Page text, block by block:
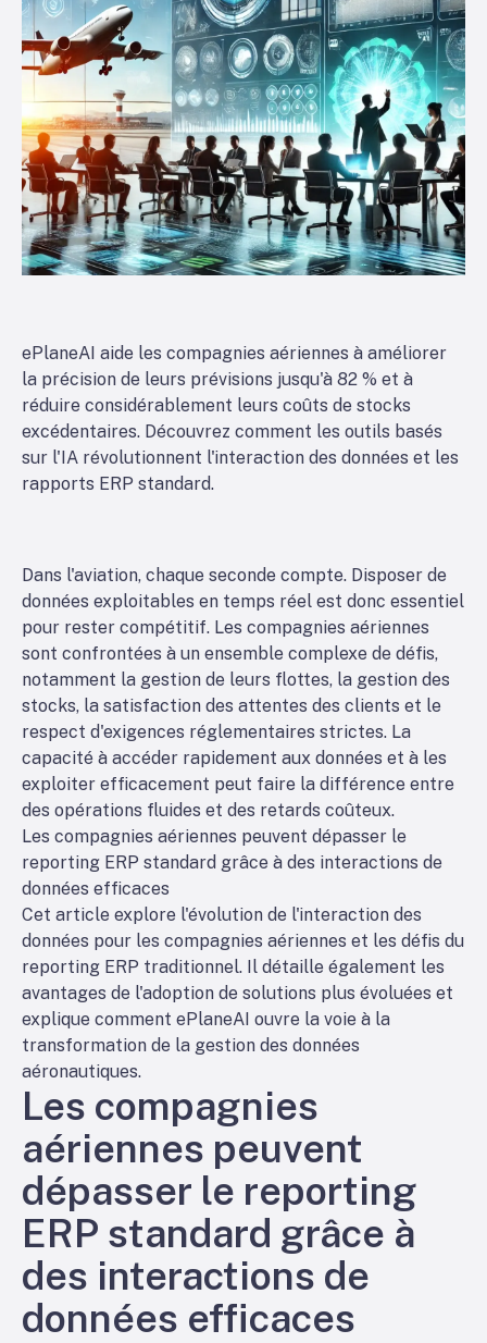
ePlaneAI aide les compagnies aériennes à améliorer
la précision de leurs prévisions jusqu'à 82 % et à
réduire considérablement leurs coûts de stocks
excédentaires. Découvrez comment les outils basés
sur l'IA révolutionnent l'interaction des données et les
rapports ERP standard.
Dans l'aviation, chaque seconde compte. Disposer de
données exploitables en temps réel est donc essentiel
pour rester compétitif. Les compagnies aériennes
sont confrontées à un ensemble complexe de défis,
notamment la gestion de leurs flottes, la gestion des
stocks, la satisfaction des attentes des clients et le
respect d'exigences réglementaires strictes. La
capacité à accéder rapidement aux données et à les
exploiter efficacement peut faire la différence entre
des opérations fluides et des retards coûteux.
Les compagnies aériennes peuvent dépasser le
reporting ERP standard grâce à des interactions de
données efficaces
Cet article explore l'évolution de l'interaction des
données pour les compagnies aériennes et les défis du
reporting ERP traditionnel. Il détaille également les
avantages de l'adoption de solutions plus évoluées et
explique comment ePlaneAI ouvre la voie à la
transformation de la gestion des données
aéronautiques.
Les compagnies
aériennes peuvent
dépasser le reporting
ERP standard grâce à
des interactions de
données efficaces